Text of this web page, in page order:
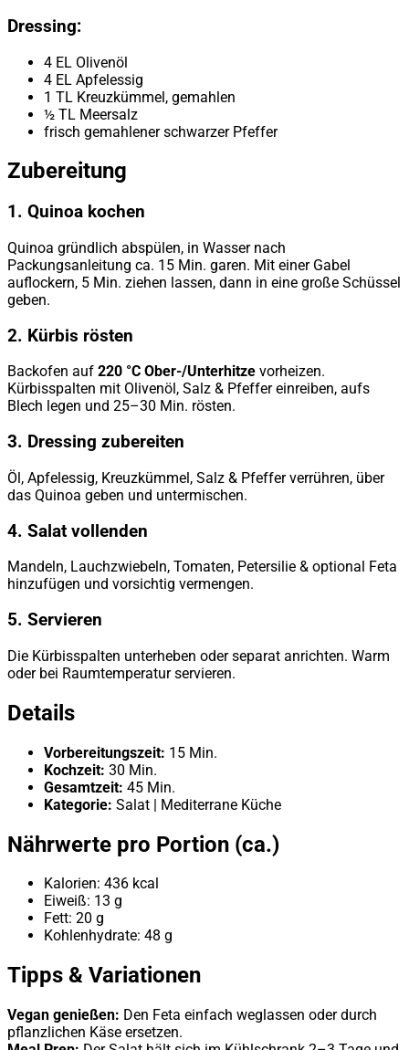
Dressing:
4 EL Olivenöl
4 EL Apfelessig
1 TL Kreuzkümmel, gemahlen
½ TL Meersalz
frisch gemahlener schwarzer Pfeffer
Zubereitung
1. Quinoa kochen
Quinoa gründlich abspülen, in Wasser nach
Packungsanleitung ca. 15 Min. garen. Mit einer Gabel
auflockern, 5 Min. ziehen lassen, dann in eine große Schüssel
geben.
2. Kürbis rösten
Backofen auf 220 °C Ober-/Unterhitze vorheizen.
Kürbisspalten mit Olivenöl, Salz & Pfeffer einreiben, aufs
Blech legen und 25–30 Min. rösten.
3. Dressing zubereiten
Öl, Apfelessig, Kreuzkümmel, Salz & Pfeffer verrühren, über
das Quinoa geben und untermischen.
4. Salat vollenden
Mandeln, Lauchzwiebeln, Tomaten, Petersilie & optional Feta
hinzufügen und vorsichtig vermengen.
5. Servieren
Die Kürbisspalten unterheben oder separat anrichten. Warm
oder bei Raumtemperatur servieren.
Details
Vorbereitungszeit: 15 Min.
Kochzeit: 30 Min.
Gesamtzeit: 45 Min.
Kategorie: Salat | Mediterrane Küche
Nährwerte pro Portion (ca.)
Kalorien: 436 kcal
Eiweiß: 13 g
Fett: 20 g
Kohlenhydrate: 48 g
Tipps & Variationen
Vegan genießen: Den Feta einfach weglassen oder durch
pflanzlichen Käse ersetzen.